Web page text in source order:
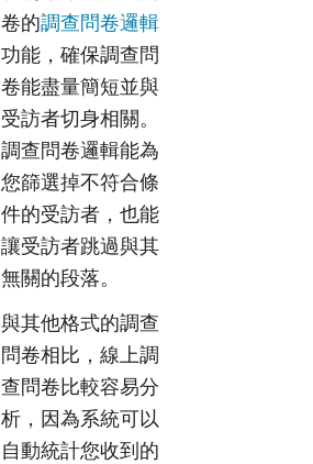
卷的調查問卷邏輯
功能，確保調查問
卷能盡量簡短並與
受訪者切身相關。
調查問卷邏輯能為
您篩選掉不符合條
件的受訪者，也能
讓受訪者跳過與其
無關的段落。
與其他格式的調查
問卷相比，線上調
查問卷比較容易分
析，因為系統可以
自動統計您收到的